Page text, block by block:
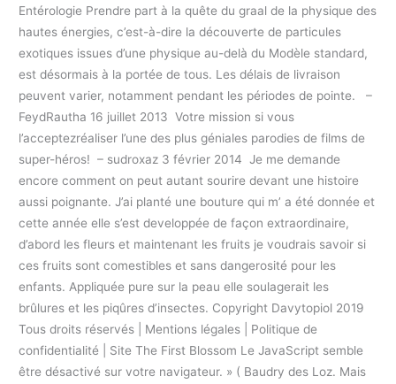
Entérologie Prendre part à la quête du graal de la physique des
hautes énergies, c’est-à-dire la découverte de particules
exotiques issues d’une physique au-delà du Modèle standard,
est désormais à la portée de tous. Les délais de livraison
peuvent varier, notamment pendant les périodes de pointe. –
FeydRautha 16 juillet 2013 Votre mission si vous
l’acceptezréaliser l’une des plus géniales parodies de films de
super-héros! – sudroxaz 3 février 2014 Je me demande
encore comment on peut autant sourire devant une histoire
aussi poignante. J’ai planté une bouture qui m’ a été donnée et
cette année elle s’est developpée de façon extraordinaire,
d’abord les fleurs et maintenant les fruits je voudrais savoir si
ces fruits sont comestibles et sans dangerosité pour les
enfants. Appliquée pure sur la peau elle soulagerait les
brûlures et les piqûres d’insectes. Copyright Davytopiol 2019
Tous droits réservés | Mentions légales | Politique de
confidentialité | Site The First Blossom Le JavaScript semble
être désactivé sur votre navigateur. » ( Baudry des Loz. Mais